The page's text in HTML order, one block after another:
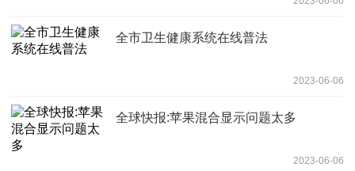
全市卫生健康系统在线普法
2023-06-06
全球快报:苹果混合显示问题太多
2023-06-06